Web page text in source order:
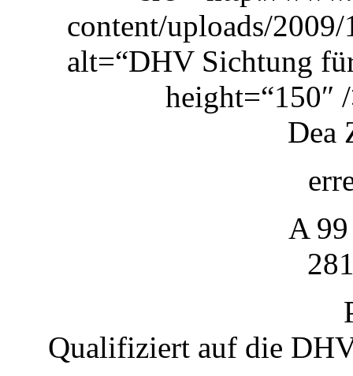
content/uploads/
alt=“DHV Sichtung
height=“150″
Dea
A
Qualifiziert auf die